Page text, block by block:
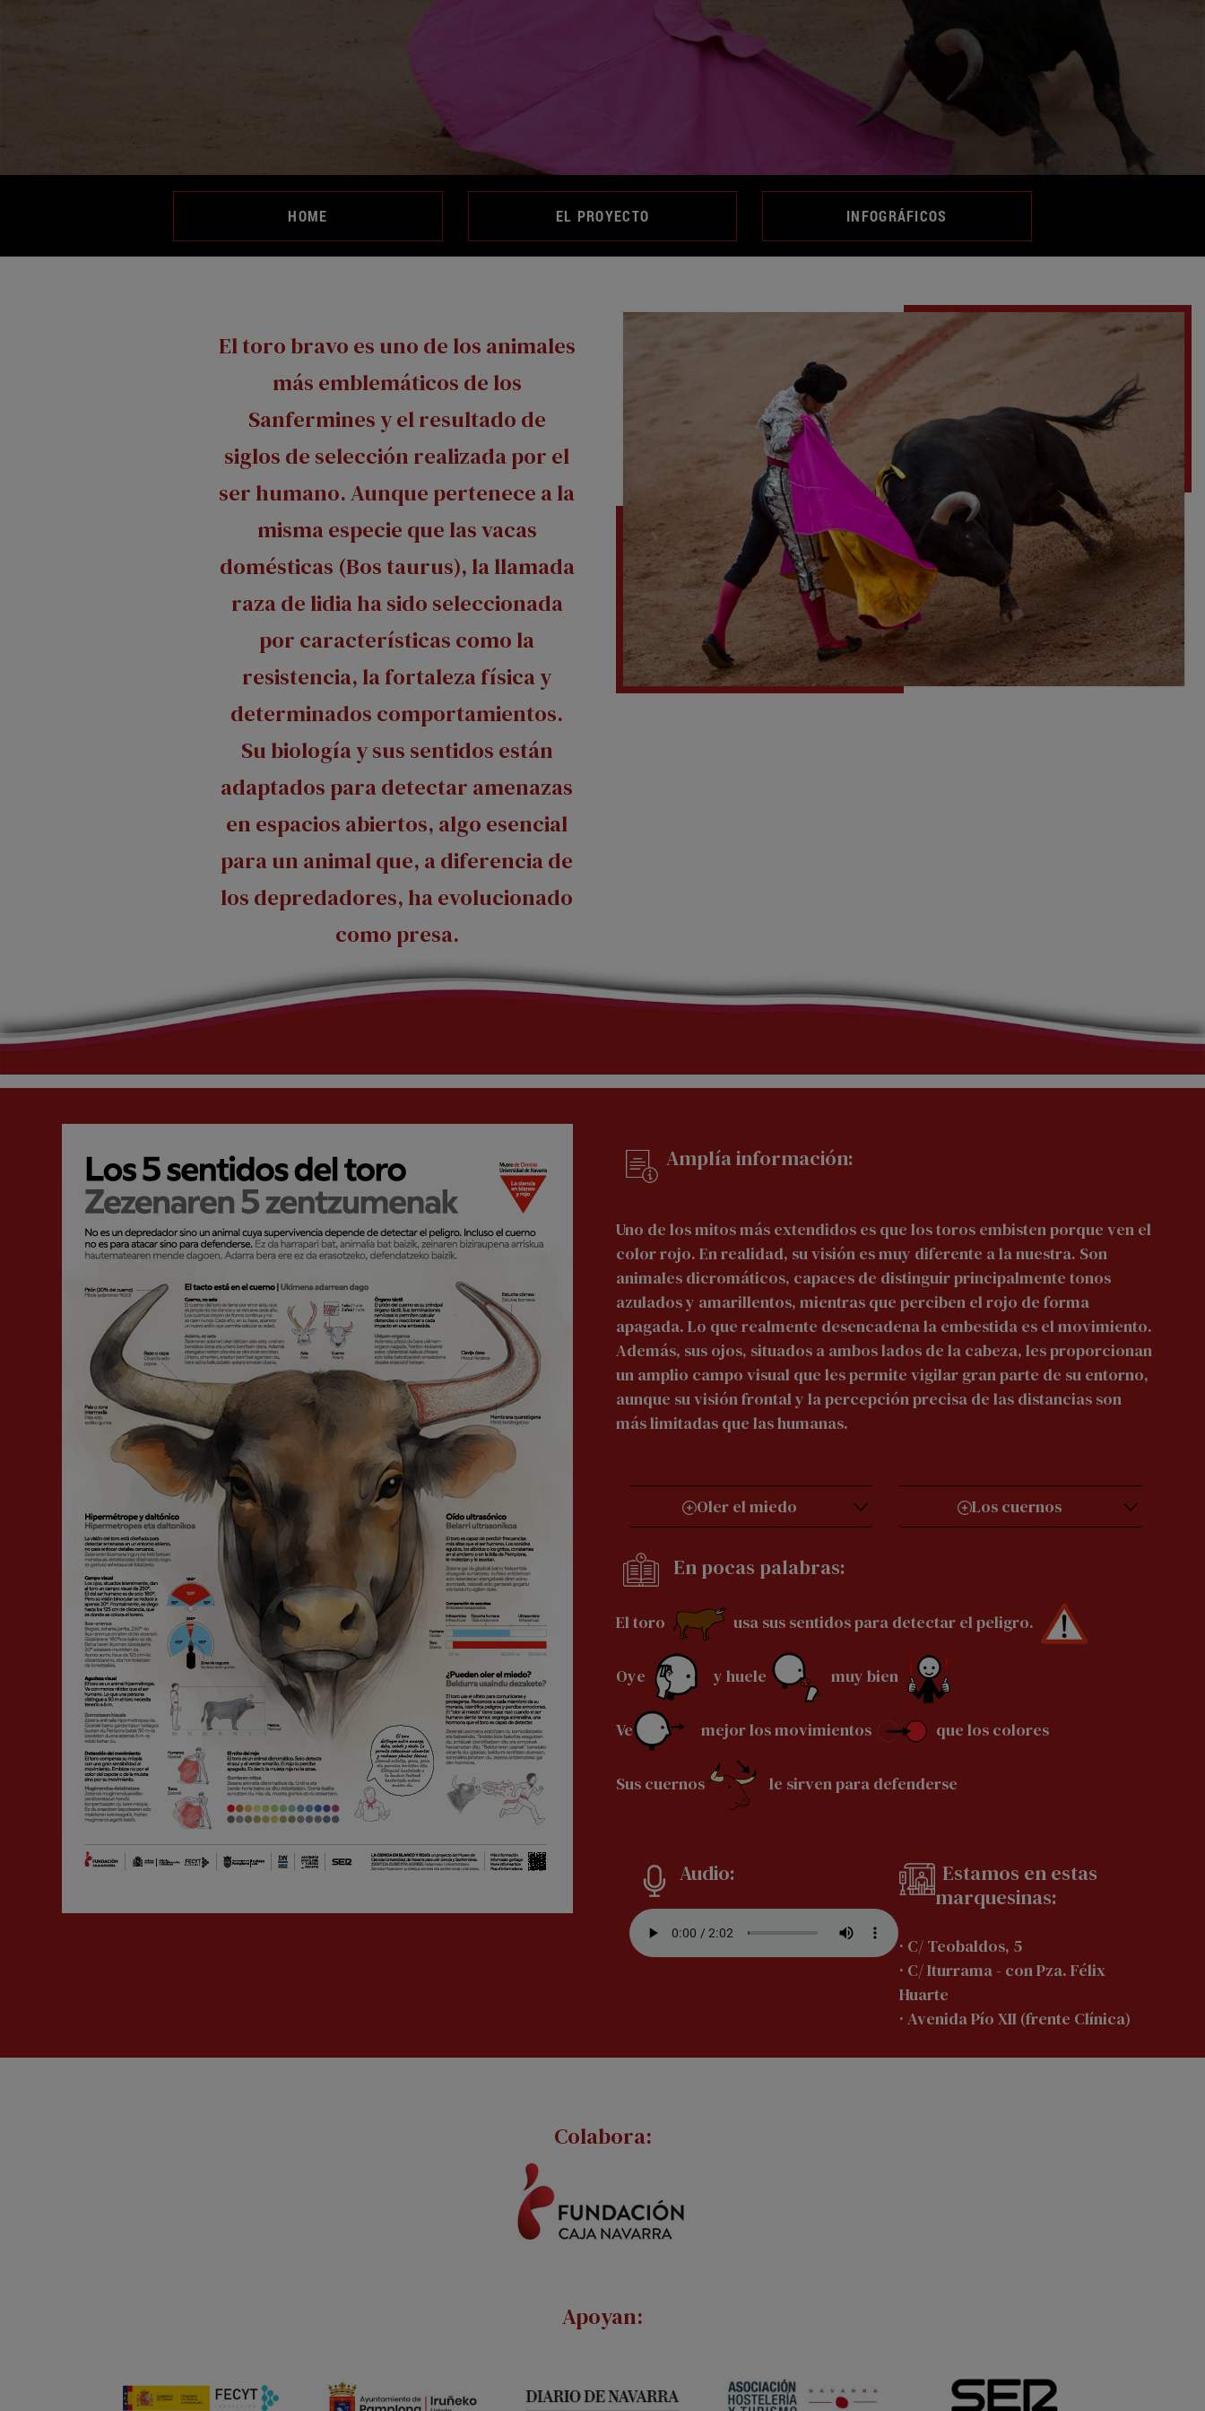
HOME EL PROYECTO INFOGRÁFICOS
El toro bravo es uno de los animales
más emblemáticos de los
Sanfermines y el resultado de
siglos de selección realizada por el
ser humano. Aunque pertenece a la
misma especie que las vacas
domésticas (Bos taurus), la llamada
raza de lidia ha sido seleccionada
por características como la
resistencia, la fortaleza física y
determinados comportamientos.
Su biología y sus sentidos están
adaptados para detectar amenazas
en espacios abiertos, algo esencial
para un animal que, a diferencia de
los depredadores, ha evolucionado
como presa.
Amplía información:
Uno de los mitos más extendidos es que los toros embisten porque ven el
color rojo. En realidad, su visión es muy diferente a la nuestra. Son
animales dicromáticos, capaces de distinguir principalmente tonos
azulados y amarillentos, mientras que perciben el rojo de forma
apagada. Lo que realmente desencadena la embestida es el movimiento.
Además, sus ojos, situados a ambos lados de la cabeza, les proporcionan
un amplio campo visual que les permite vigilar gran parte de su entorno,
aunque su visión frontal y la percepción precisa de las distancias son
más limitadas que las humanas.
Oler el miedo Los cuernos
En pocas palabras:
El toro usa sus sentidos para detectar el peligro.
Oye y huele muy bien
Ve mejor los movimientos que los colores
Sus cuernos le sirven para defenderse
Audio:
Estamos en estas
marquesinas:
· C/ Teobaldos, 5
· C/ Iturrama - con Pza. Félix
Huarte
· Avenida Pío XII (frente Clínica)
Colabora:
Apoyan: